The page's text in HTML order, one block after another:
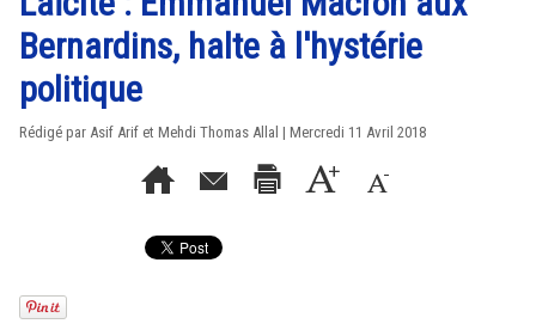
Bernardins, halte à l'hystérie
politique
Rédigé par Asif Arif et Mehdi Thomas Allal | Mercredi 11 Avril 2018